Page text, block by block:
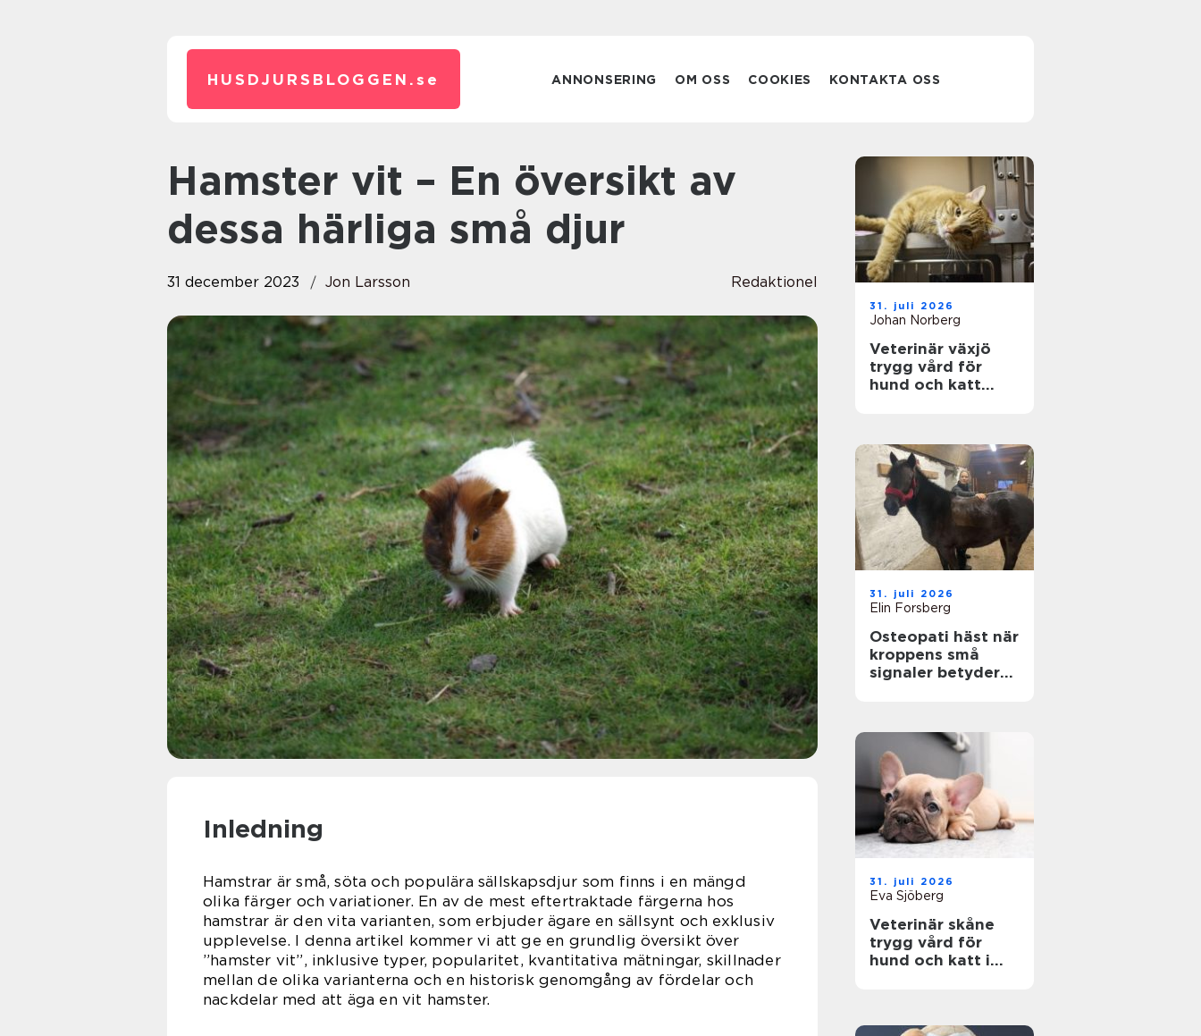
HUSDJURSBLOGGEN. se ANNONSERING OM OSS COOKIES KONTAKTA OSS
Hamster vit – En översikt av
dessa härliga små djur
31 december 2023 Jon Larsson Redaktionel
Inledning
Hamstrar är små, söta och populära sällskapsdjur som finns i en mängd
olika färger och variationer. En av de mest eftertraktade färgerna hos
hamstrar är den vita varianten, som erbjuder ägare en sällsynt och exklusiv
upplevelse. I denna artikel kommer vi att ge en grundlig översikt över
”hamster vit”, inklusive typer, popularitet, kvantitativa mätningar, skillnader
mellan de olika varianterna och en historisk genomgång av fördelar och
nackdelar med att äga en vit hamster.
31. juli 2026
Johan Norberg
Veterinär växjö
trygg vård för
hund och katt
31. juli 2026
Elin Forsberg
Osteopati häst när
kroppens små
signaler betyder
31. juli 2026
Eva Sjöberg
Veterinär skåne
trygg vård för
hund och katt i